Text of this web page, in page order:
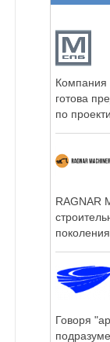
Компания
готова
по
RAGNAR
Говоря